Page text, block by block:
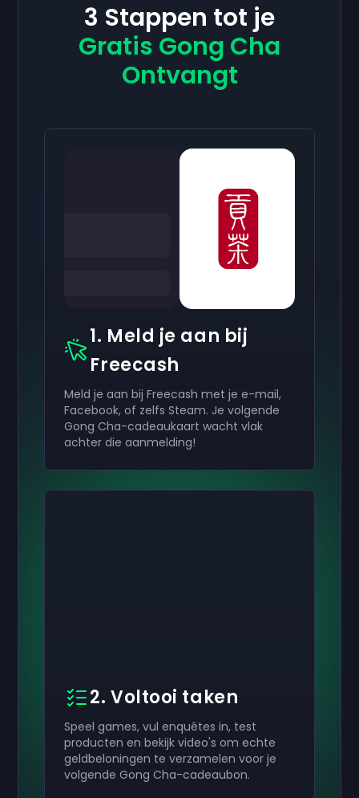
3 Stappen tot je
Gratis Gong Cha
Ontvangt
1. Meld je aan bij
Freecash
Meld je aan bij Freecash met je e-mail,
Facebook, of zelfs Steam. Je volgende
Gong Cha-cadeaukaart wacht vlak
achter die aanmelding!
2. Voltooi taken
Speel games, vul enquêtes in, test
producten en bekijk video's om echte
geldbeloningen te verzamelen voor je
volgende Gong Cha-cadeaubon.